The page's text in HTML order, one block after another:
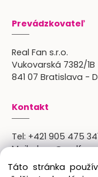
Prevádzkovateľ
Real Fan s.r.o.
Vukovarská 7382/1B
841 07 Bratislava -
Kontakt
Tel: +421 905 475
Mail:
Zákaznícka linka:
Osobný odber: po
Táto stránka